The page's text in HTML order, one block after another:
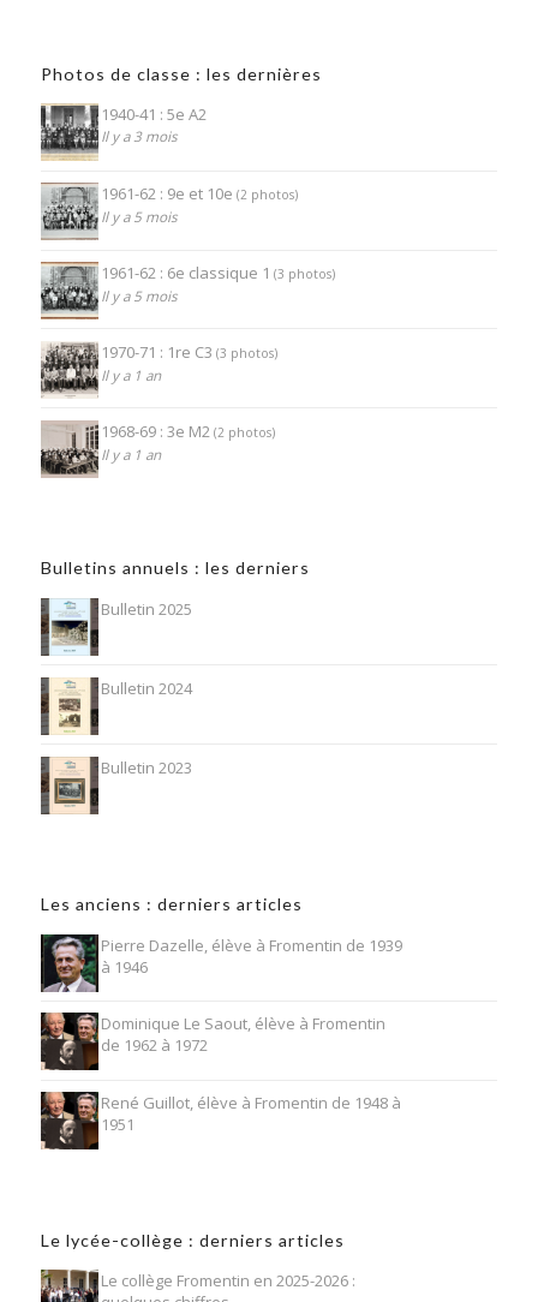
Photos de classe : les dernières
1940-41 : 5e A2
Il y a 3 mois
1961-62 : 9e et 10e (2 photos)
Il y a 5 mois
1961-62 : 6e classique 1 (3 photos)
Il y a 5 mois
1970-71 : 1re C3 (3 photos)
Il y a 1 an
1968-69 : 3e M2 (2 photos)
Il y a 1 an
Bulletins annuels : les derniers
Bulletin 2025
Bulletin 2024
Bulletin 2023
Les anciens : derniers articles
Pierre Dazelle, élève à Fromentin de 1939
à 1946
Dominique Le Saout, élève à Fromentin
de 1962 à 1972
René Guillot, élève à Fromentin de 1948 à
1951
Le lycée-collège : derniers articles
Le collège Fromentin en 2025-2026 :